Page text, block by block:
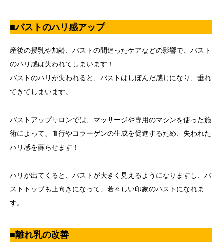
■バストのハリ感アップ
産後の授乳や加齢、バストの間違ったケアなどの影響で、バスト
のハリ感は失われてしまいます！
バストのハリが失われると、バストはしぼんだ感じになり、垂れ
てきてしまいます。
バストアップサロンでは、マッサージや専用のマシンを使った施
術によって、血行やコラーゲンの生成を促進するため、失われた
ハリ感を蘇らせます！
ハリが出てくると、バストが大きく見えるようになりますし、バ
ストトップも上向きになって、若々しい印象のバストになれま
す。
■離れ乳の改善